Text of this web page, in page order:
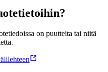
on puutteita tai niitä